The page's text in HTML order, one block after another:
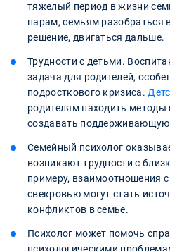
тяжелый период в жизни
парам, семьям разобраться
решение, двигаться дальше.
Трудности с детьми.
задача для родителей,
подросткового кризиса.
родителям находить методы
создавать
Семейный психолог
возникают трудности с
примеру, взаимоотношения
свекровью могут стать
конфликтов в семье.
Психолог может помочь